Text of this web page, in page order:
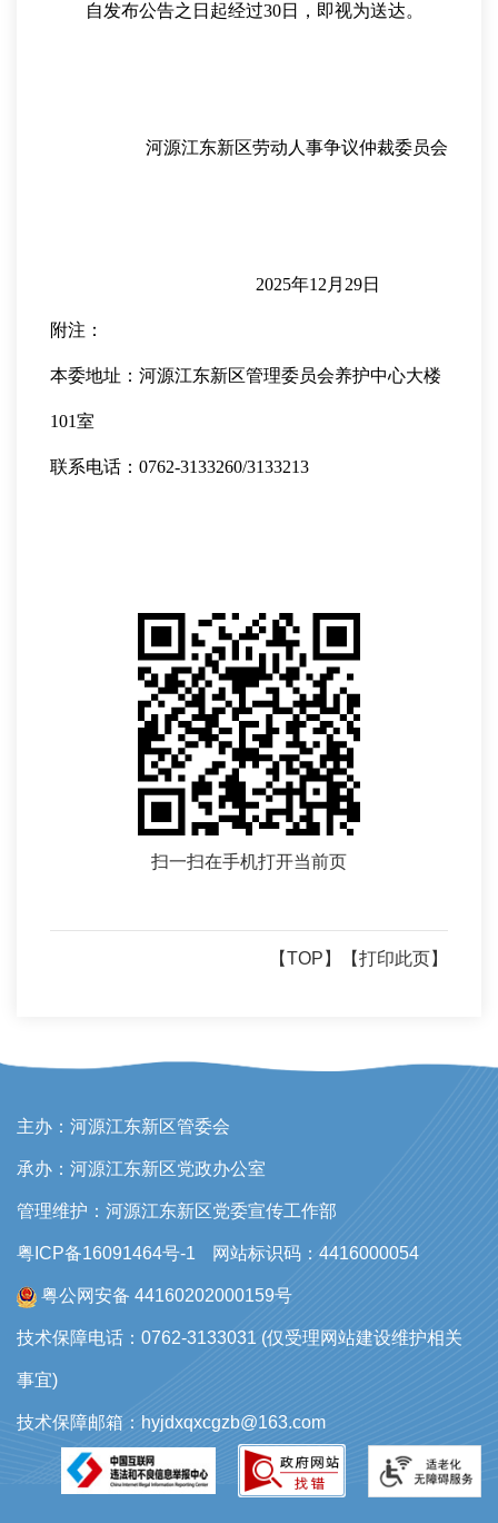
自发布公告之日起经过30日，即视为送达。
河源江东新区劳动人事争议仲裁委员会
2025年12月29日
附注：
本委地址：河源江东新区管理委员会养护中心大楼
101室
联系电话：0762-3133260/3133213
扫一扫在手机打开当前页
【TOP】 【打印此页】
主办：河源江东新区管委会
承办：河源江东新区党政办公室
管理维护：河源江东新区党委宣传工作部
粤ICP备16091464号-1 网站标识码：4416000054
粤公网安备 44160202000159号
技术保障电话：0762-3133031 (仅受理网站建设维护相关
事宜)
技术保障邮箱：hyjdxqxcgzb@163.com